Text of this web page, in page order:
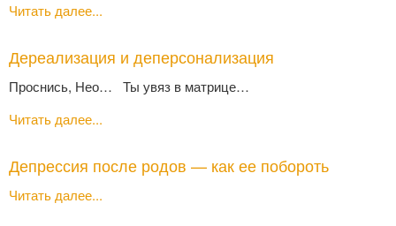
Читать далее...
Дереализация и деперсонализация
Проснись, Нео… Ты увяз в матрице…
Читать далее...
Депрессия после родов — как ее побороть
Читать далее...